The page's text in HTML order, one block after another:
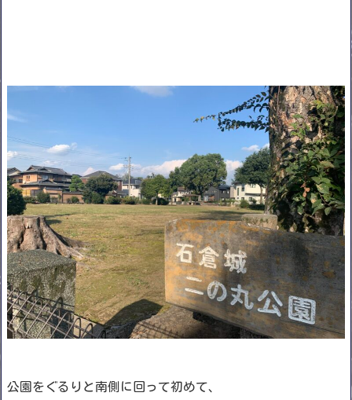
公園をぐるりと南側に回って初めて、